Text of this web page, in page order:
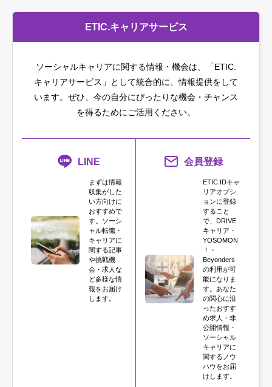
ETIC.キャリアサービス
ソーシャルキャリアに関する情報・機会は、「ETIC.
キャリアサービス」として統合的に、情報提供をして
います。 ぜひ、今の自分にぴったりな機会・チャンス
を得るためにご活用ください。
LINE
まずは情報
収集がした
い方向けに
おすすめで
す。ソーシ
ャル転職・
キャリアに
関する記事
や挑戦機
会・求人な
ど多様な情
報をお届け
します。
会員登録
ETIC.IDキャ
リアオプシ
ョンに登録
すること
で、DRIVE
キャリア・
YOSOMON
！・
Beyonders
の利用が可
能になりま
す。あなた
の関心に沿
ったおすす
め求人・非
公開情報・
ソーシャル
キャリアに
関するノウ
ハウをお届
けします。